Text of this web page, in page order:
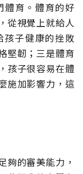
體育。體育的好
從視覺上就給人
孩子健康的挫敗
堅韌；三是體育
孩子很容易在體
施加影響力，這
夠的審美能力，